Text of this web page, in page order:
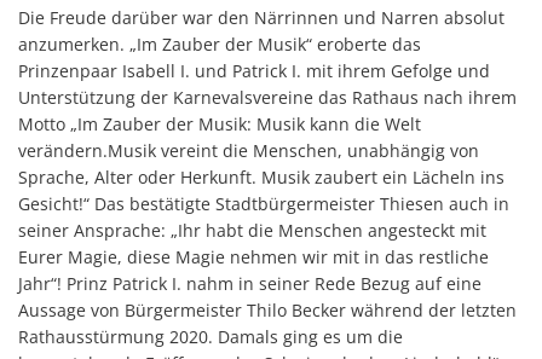
Die Freude darüber war den Närrinnen und Narren absolut
anzumerken. „Im Zauber der Musik“ eroberte das
Prinzenpaar Isabell I. und Patrick I. mit ihrem Gefolge und
Unterstützung der Karnevalsvereine das Rathaus nach ihrem
Motto „Im Zauber der Musik: Musik kann die Welt
verändern.Musik vereint die Menschen, unabhängig von
Sprache, Alter oder Herkunft. Musik zaubert ein Lächeln ins
Gesicht!“ Das bestätigte Stadtbürgermeister Thiesen auch in
seiner Ansprache: „Ihr habt die Menschen angesteckt mit
Eurer Magie, diese Magie nehmen wir mit in das restliche
Jahr“! Prinz Patrick I. nahm in seiner Rede Bezug auf eine
Aussage von Bürgermeister Thilo Becker während der letzten
Rathausstürmung 2020. Damals ging es um die